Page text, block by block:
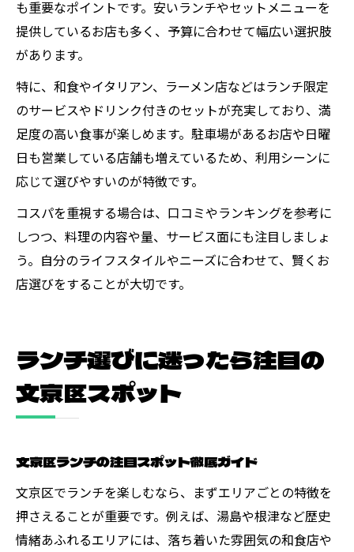
も重要なポイントです。安いランチやセットメニューを
提供しているお店も多く、予算に合わせて幅広い選択肢
があります。
特に、和食やイタリアン、ラーメン店などはランチ限定
のサービスやドリンク付きのセットが充実しており、満
足度の高い食事が楽しめます。駐車場があるお店や日曜
日も営業している店舗も増えているため、利用シーンに
応じて選びやすいのが特徴です。
コスパを重視する場合は、口コミやランキングを参考に
しつつ、料理の内容や量、サービス面にも注目しましょ
う。自分のライフスタイルやニーズに合わせて、賢くお
店選びをすることが大切です。
ランチ選びに迷ったら注目の
文京区スポット
文京区ランチの注目スポット徹底ガイド
文京区でランチを楽しむなら、まずエリアごとの特徴を
押さえることが重要です。例えば、湯島や根津など歴史
情緒あふれるエリアには、落ち着いた雰囲気の和食店や